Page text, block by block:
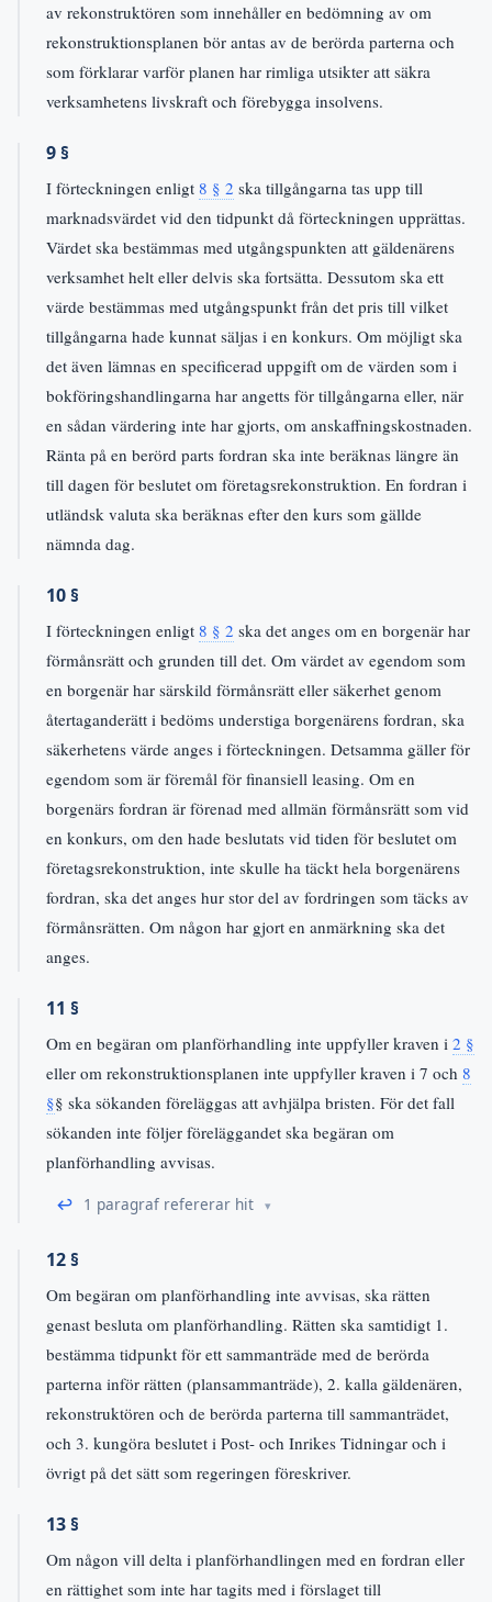
av rekonstruktören som innehåller en bedömning av om
rekonstruktionsplanen bör antas av de berörda parterna och
som förklarar varför planen har rimliga utsikter att säkra
verksamhetens livskraft och förebygga insolvens.
9 §
I förteckningen enligt 8 § 2 ska tillgångarna tas upp till
marknadsvärdet vid den tidpunkt då förteckningen upprättas.
Värdet ska bestämmas med utgångspunkten att gäldenärens
verksamhet helt eller delvis ska fortsätta. Dessutom ska ett
värde bestämmas med utgångspunkt från det pris till vilket
tillgångarna hade kunnat säljas i en konkurs. Om möjligt ska
det även lämnas en specificerad uppgift om de värden som i
bokföringshandlingarna har angetts för tillgångarna eller, när
en sådan värdering inte har gjorts, om anskaffningskostnaden.
Ränta på en berörd parts fordran ska inte beräknas längre än
till dagen för beslutet om företagsrekonstruktion. En fordran i
utländsk valuta ska beräknas efter den kurs som gällde
nämnda dag.
10 §
I förteckningen enligt 8 § 2 ska det anges om en borgenär har
förmånsrätt och grunden till det. Om värdet av egendom som
en borgenär har särskild förmånsrätt eller säkerhet genom
återtaganderätt i bedöms understiga borgenärens fordran, ska
säkerhetens värde anges i förteckningen. Detsamma gäller för
egendom som är föremål för finansiell leasing. Om en
borgenärs fordran är förenad med allmän förmånsrätt som vid
en konkurs, om den hade beslutats vid tiden för beslutet om
företagsrekonstruktion, inte skulle ha täckt hela borgenärens
fordran, ska det anges hur stor del av fordringen som täcks av
förmånsrätten. Om någon har gjort en anmärkning ska det
anges.
11 §
Om en begäran om planförhandling inte uppfyller kraven i 2 §
eller om rekonstruktionsplanen inte uppfyller kraven i 7 och 8
§§ ska sökanden föreläggas att avhjälpa bristen. För det fall
sökanden inte följer föreläggandet ska begäran om
planförhandling avvisas.
↩ 1 paragraf refererar hit
12 §
Om begäran om planförhandling inte avvisas, ska rätten
genast besluta om planförhandling. Rätten ska samtidigt 1.
bestämma tidpunkt för ett sammanträde med de berörda
parterna inför rätten (plansammanträde), 2. kalla gäldenären,
rekonstruktören och de berörda parterna till sammanträdet,
och 3. kungöra beslutet i Post- och Inrikes Tidningar och i
övrigt på det sätt som regeringen föreskriver.
13 §
Om någon vill delta i planförhandlingen med en fordran eller
en rättighet som inte har tagits med i förslaget till